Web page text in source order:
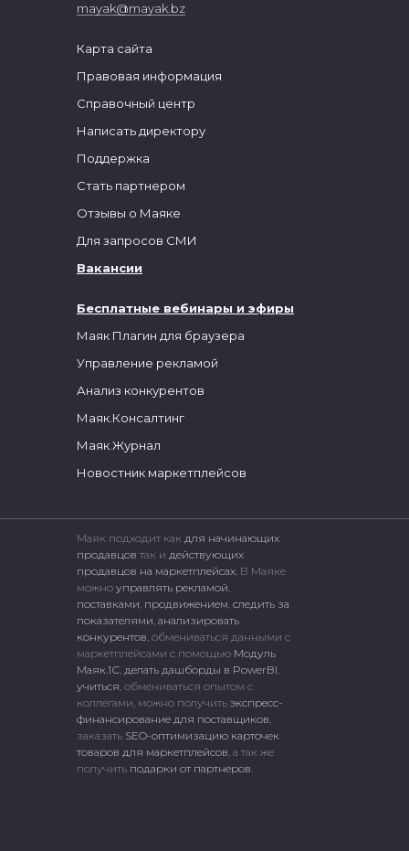
mayak@mayak.bz
Бесплатные вебинары и эфиры
Маяк Плагин для браузера
Управление рекламой
Анализ конкурентов
Маяк.Консалтинг
Маяк.Журнал
Новостник маркетплейсов
Карта сайта
Правовая информация
Справочный центр
Написать директору
Поддержка
Стать партнером
Отзывы о Маяке
Для запросов СМИ
Вакансии
Маяк подходит как для начинающих
продавцов так и действующих
продавцов на маркетплейсах. В Маяке
можно управлять рекламой
поставками продвижением следить за
показателями анализировать
конкурентов , обмениваться данными с
маркетплейсами c помощью Модуль
Маяк.1С делать дашборды в PowerBI
учиться , обмениваться опытом с
коллегами, можно получить экспресс-
финансирование для поставщиков
заказать SEO-оптимизацию карточек
товаров для маркетплейсов , а так же
получить подарки от партнеров